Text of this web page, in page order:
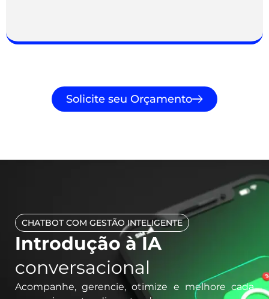
Solicite seu Orçamento
CHATBOT COM GESTÃO INTELIGENTE
Introdução à IA
conversacional
Acompanhe, gerencie, otimize e melhore cada